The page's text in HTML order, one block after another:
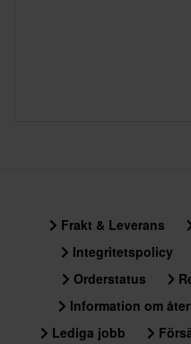
Frakt & Leverans
Integritetspolicy
Orderstatus
Information om
Lediga jobb